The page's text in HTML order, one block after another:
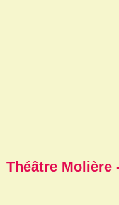
Théâtre Molière